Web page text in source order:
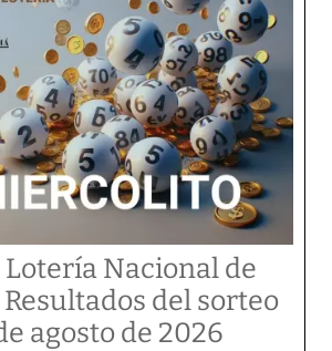
Lotería Nacional de
del sorteo
agosto de 2026